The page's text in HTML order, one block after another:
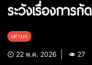
ระวังเรื่องการกั
เต่าบก
22 พ.ค. 2026 27